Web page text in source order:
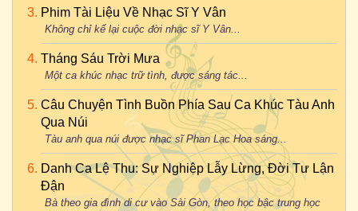
Phim Tài Liệu Về Nhạc Sĩ Y Vân
Không chỉ kể lại cuộc đời nhạc sĩ Y Vân...
Tháng Sáu Trời Mưa
Một ca khúc nhạc trữ tình, được sáng tác...
Câu Chuyện Tình Buồn Phía Sau Ca Khúc Tàu Anh
Qua Núi
Tàu anh qua núi được nhạc sĩ Phan Lạc Hoa sáng...
Danh Ca Lệ Thu: Sự Nghiệp Lẫy Lừng, Đời Tư Lận
Đận
Bà theo gia đình di cư vào Sài Gòn, theo học bậc trung học